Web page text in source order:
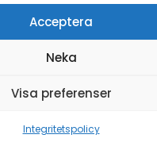
Acceptera
Neka
Visa preferenser
Integritetspolicy
Kontakt
GOLV
Massiva trägolv
Parkettgolv
Kvadratmeter Golvbutik AB